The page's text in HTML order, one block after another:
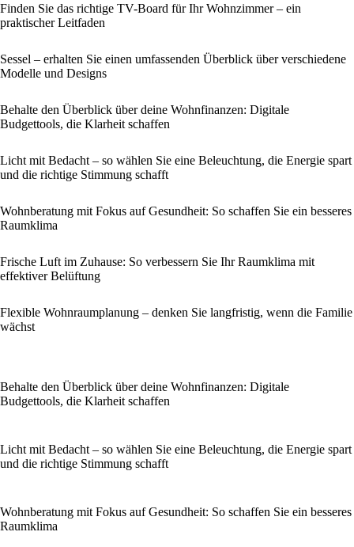
Finden Sie das richtige TV-Board für Ihr Wohnzimmer – ein
praktischer Leitfaden
Sessel – erhalten Sie einen umfassenden Überblick über verschiedene
Modelle und Designs
Behalte den Überblick über deine Wohnfinanzen: Digitale
Budgettools, die Klarheit schaffen
Licht mit Bedacht – so wählen Sie eine Beleuchtung, die Energie spart
und die richtige Stimmung schafft
Wohnberatung mit Fokus auf Gesundheit: So schaffen Sie ein besseres
Raumklima
Frische Luft im Zuhause: So verbessern Sie Ihr Raumklima mit
effektiver Belüftung
Flexible Wohnraumplanung – denken Sie langfristig, wenn die Familie
wächst
Behalte den Überblick über deine Wohnfinanzen: Digitale
Budgettools, die Klarheit schaffen
Licht mit Bedacht – so wählen Sie eine Beleuchtung, die Energie spart
und die richtige Stimmung schafft
Wohnberatung mit Fokus auf Gesundheit: So schaffen Sie ein besseres
Raumklima